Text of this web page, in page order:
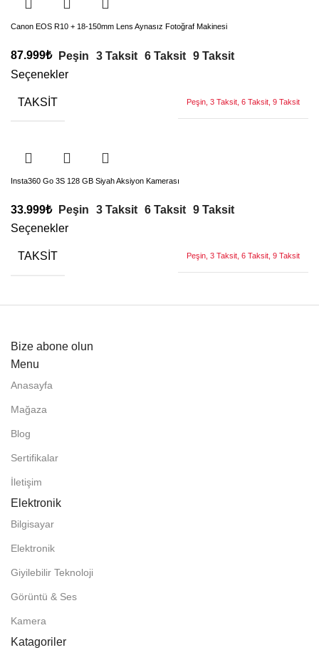
Canon EOS R10 + 18-150mm Lens Aynasız Fotoğraf Makinesi
87.999₺ Peşin 3 Taksit 6 Taksit 9 Taksit
Seçenekler
TAKSIT Peşin, 3 Taksit, 6 Taksit, 9 Taksit
Insta360 Go 3S 128 GB Siyah Aksiyon Kamerası
33.999₺ Peşin 3 Taksit 6 Taksit 9 Taksit
Seçenekler
TAKSIT Peşin, 3 Taksit, 6 Taksit, 9 Taksit
Bize abone olun
Menu
Anasayfa
Mağaza
Blog
Sertifikalar
İletişim
Elektronik
Bilgisayar
Elektronik
Giyilebilir Teknoloji
Görüntü & Ses
Kamera
Katagoriler